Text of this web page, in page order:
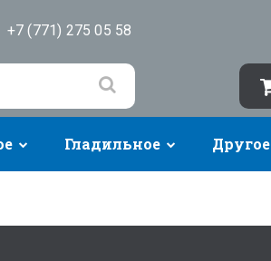
+7 (771) 275 05 58
Гладильное Другое